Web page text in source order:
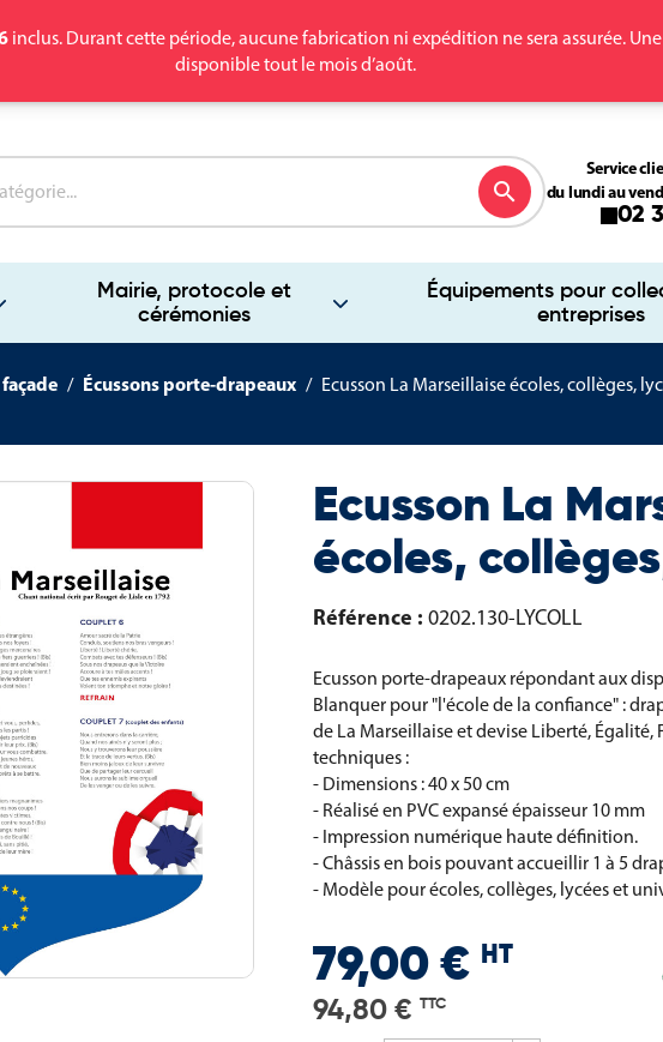
inclus. Durant cette période, aucune fabrication ni expédition ne sera assurée.
disponible tout le mois d’août.
Mairie, protocole et
cérémonies
Équipements pour
entreprises
search
Service
du lundi au
02
Écussons porte-drapeaux Ecusson La Marseillaise écoles, collèges,
Ecusson La
écoles,
Référence : 0202.130-LYCOLL
Ecusson porte-drapeaux répondant aux
Blanquer pour "l'école de la confiance" :
de La Marseillaise et devise Liberté, Égalité,
techniques :
- Dimensions : 40 x 50 cm
- Réalisé en PVC expansé épaisseur 10 mm
- Impression numérique haute définition.
- Châssis en bois pouvant accueillir 1 à 5
- Modèle pour écoles, collèges, lycées et
79,00 € HT
94,80 € TTC